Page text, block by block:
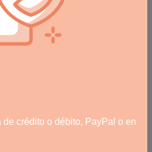
de crédito o débito, PayPal o en